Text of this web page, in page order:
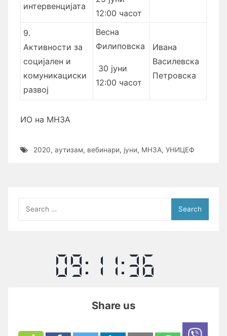
интервенцијата
12:00 часот
9.
Активности за
социјален и
комуникациски
развој
Весна
Филиповска
30 јуни
12:00 часот
Ивана
Василевска
Петровска
ИО на МНЗА
2020, аутизам, вебинари, јуни, МНЗА, УНИЦЕФ
for:
Share us